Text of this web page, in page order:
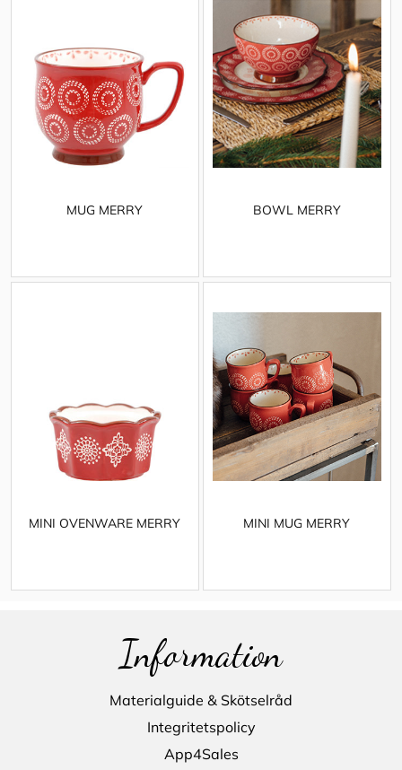
MUG MERRY BOWL MERRY
MINI OVENWARE MERRY MINI MUG MERRY
Information
Materialguide & Skötselråd
Integritetspolicy
App4Sales